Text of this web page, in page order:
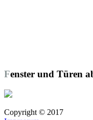
Fenster und Türen
Copyright © 2017